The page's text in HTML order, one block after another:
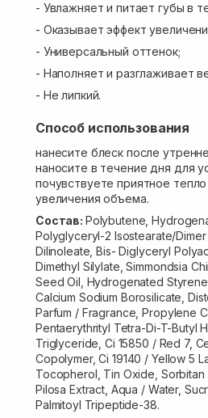
- Увлажняет и питает губы в
- Оказывает эффект
- Универсальный оттенок;
- Наполняет и разглаживает
- Не липкий.
Способ использования
нанесите блеск после
наносите в течение дня для
почувствуете приятное
увеличения объема.
Состав: Polybutene,
Polyglyceryl-2 Isostearate/
Dilinoleate, Bis- Diglyceryl
Dimethyl Silylate, Simmondsia
Seed Oil, Hydrogenated
Calcium Sodium Borosilicate,
Parfum / Fragrance, Propylene
Pentaerythrityl Tetra-Di-T-Butyl
Triglyceride, Ci 15850 / Red 7,
Copolymer, Ci 19140 / Yellow 5
Tocopherol, Tin Oxide, Sorbitan
Pilosa Extract, Aqua / Water,
Palmitoyl Tripeptide-38.